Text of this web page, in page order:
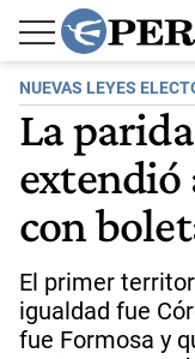
NUEVAS LEYES
La
extendió
con
El primer
igualdad fue
fue Formosa y